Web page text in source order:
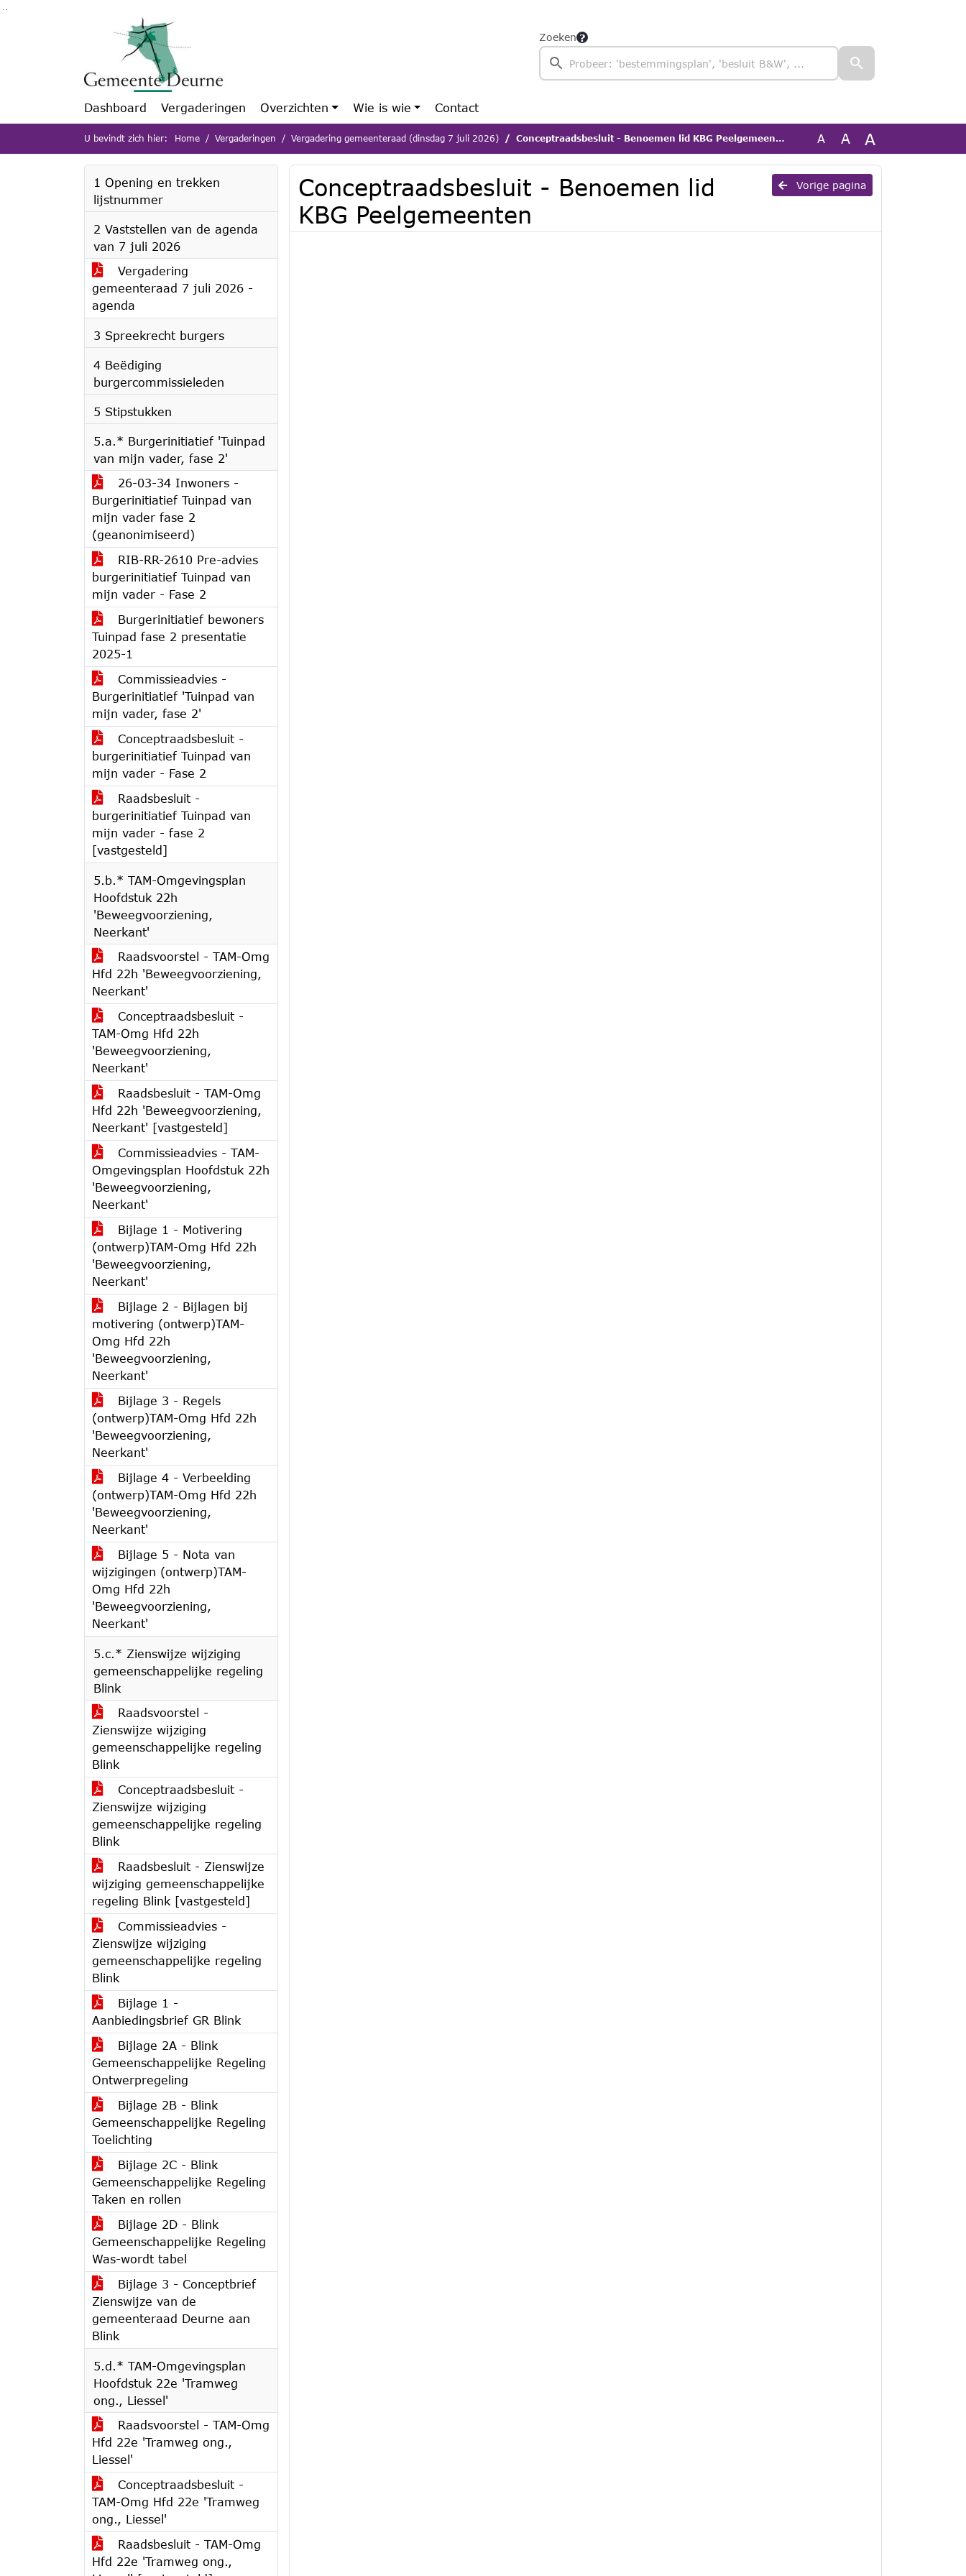
Ga naar de inhoud van deze pagina
Zoeken
Dashboard Vergaderingen Overzichten Wie is wie Contact
U bevindt zich hier: Home Vergaderingen Vergadering gemeenteraad (dinsdag 7 juli 2026) Conceptraadsbesluit - Benoemen lid KBG Peelgemeenten A A A
1 Opening en trekken
lijstnummer
2 Vaststellen van de agenda
van 7 juli 2026
Vergadering
gemeenteraad 7 juli 2026 -
agenda
3 Spreekrecht burgers
4 Beëdiging
burgercommissieleden
5 Stipstukken
5.a.* Burgerinitiatief 'Tuinpad
van mijn vader, fase 2'
26-03-34 Inwoners -
Burgerinitiatief Tuinpad van
mijn vader fase 2
(geanonimiseerd)
RIB-RR-2610 Pre-advies
burgerinitiatief Tuinpad van
mijn vader - Fase 2
Burgerinitiatief bewoners
Tuinpad fase 2 presentatie
2025-1
Commissieadvies -
Burgerinitiatief 'Tuinpad van
mijn vader, fase 2'
Conceptraadsbesluit -
burgerinitiatief Tuinpad van
mijn vader - Fase 2
Raadsbesluit -
burgerinitiatief Tuinpad van
mijn vader - fase 2
[vastgesteld]
5.b.* TAM-Omgevingsplan
Hoofdstuk 22h
'Beweegvoorziening,
Neerkant'
Raadsvoorstel - TAM-Omg
Hfd 22h 'Beweegvoorziening,
Neerkant'
Conceptraadsbesluit -
TAM-Omg Hfd 22h
'Beweegvoorziening,
Neerkant'
Raadsbesluit - TAM-Omg
Hfd 22h 'Beweegvoorziening,
Neerkant' [vastgesteld]
Commissieadvies - TAM-
Omgevingsplan Hoofdstuk 22h
'Beweegvoorziening,
Neerkant'
Bijlage 1 - Motivering
(ontwerp)TAM-Omg Hfd 22h
'Beweegvoorziening,
Neerkant'
Bijlage 2 - Bijlagen bij
motivering (ontwerp)TAM-
Omg Hfd 22h
'Beweegvoorziening,
Neerkant'
Bijlage 3 - Regels
(ontwerp)TAM-Omg Hfd 22h
'Beweegvoorziening,
Neerkant'
Bijlage 4 - Verbeelding
(ontwerp)TAM-Omg Hfd 22h
'Beweegvoorziening,
Neerkant'
Bijlage 5 - Nota van
wijzigingen (ontwerp)TAM-
Omg Hfd 22h
'Beweegvoorziening,
Neerkant'
5.c.* Zienswijze wijziging
gemeenschappelijke regeling
Blink
Raadsvoorstel -
Zienswijze wijziging
gemeenschappelijke regeling
Blink
Conceptraadsbesluit -
Zienswijze wijziging
gemeenschappelijke regeling
Blink
Raadsbesluit - Zienswijze
wijziging gemeenschappelijke
regeling Blink [vastgesteld]
Commissieadvies -
Zienswijze wijziging
gemeenschappelijke regeling
Blink
Bijlage 1 -
Aanbiedingsbrief GR Blink
Bijlage 2A - Blink
Gemeenschappelijke Regeling
Ontwerpregeling
Bijlage 2B - Blink
Gemeenschappelijke Regeling
Toelichting
Bijlage 2C - Blink
Gemeenschappelijke Regeling
Taken en rollen
Bijlage 2D - Blink
Gemeenschappelijke Regeling
Was-wordt tabel
Bijlage 3 - Conceptbrief
Zienswijze van de
gemeenteraad Deurne aan
Blink
5.d.* TAM-Omgevingsplan
Hoofdstuk 22e 'Tramweg
ong., Liessel'
Raadsvoorstel - TAM-Omg
Hfd 22e 'Tramweg ong.,
Liessel'
Conceptraadsbesluit -
TAM-Omg Hfd 22e 'Tramweg
ong., Liessel'
Raadsbesluit - TAM-Omg
Hfd 22e 'Tramweg ong.,
Vorige pagina
Conceptraadsbesluit - Benoemen lid
KBG Peelgemeenten